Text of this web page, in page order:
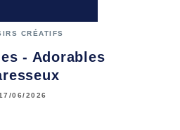
CRÉATIFS
- Adorables
06/2026